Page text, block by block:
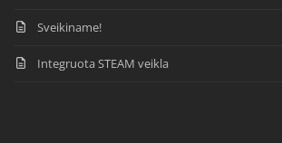
Sveikiname!
Integruota STEAM veikla